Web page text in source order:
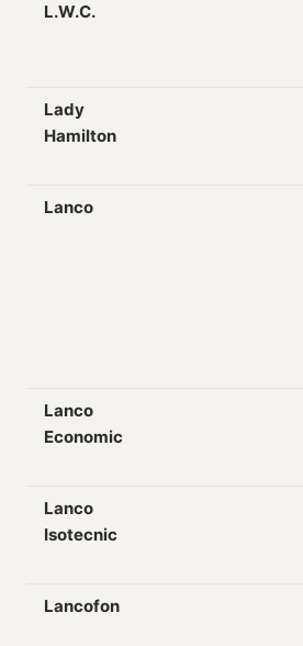
L.W.C.
Lady
Hamilton
Lanco
Lanco
Economic
Lanco
Isotecnic
Lancofon